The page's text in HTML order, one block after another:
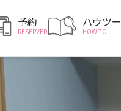
予約
RESERVED
ハウツー
HOW TO